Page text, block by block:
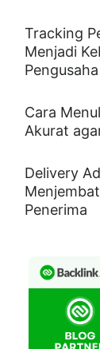
Tracking
Menjadi
Pengusaha
Cara
Akurat
Delivery
Penerima